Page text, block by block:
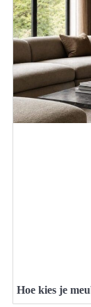
Hoe kies je